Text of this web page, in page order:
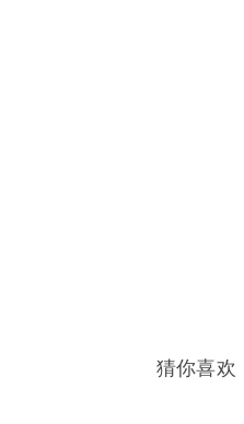
猜你喜欢